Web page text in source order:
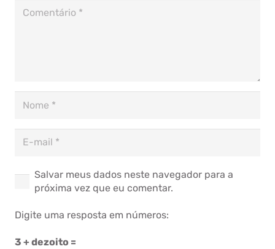
Salvar meus dados neste navegador para a
próxima vez que eu comentar.
Digite uma resposta em números:
3 + dezoito =